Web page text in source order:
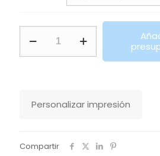
cuello
Stanley
Personalizar impresión
Compartir